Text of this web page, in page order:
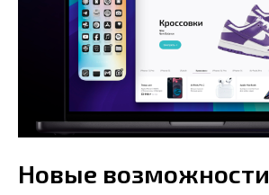
Новые возможности